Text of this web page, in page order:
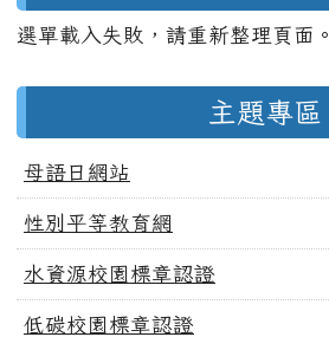
選單載入失敗，請重新整理頁面。
主題專區
母語日網站
性別平等教育網
水資源校園標章認證
低碳校園標章認證